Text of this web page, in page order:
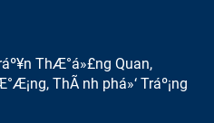
ThÆ°á»£ng Quan,
ThÃ nh phá»‘ Tráº¡ng